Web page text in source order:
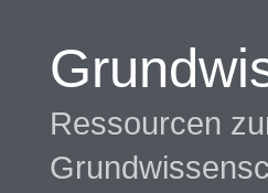
Ressourcen